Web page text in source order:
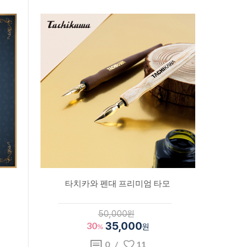
타치카와 펜대 프리미엄 타모
50,000원
30% 35,000원
0/ 11